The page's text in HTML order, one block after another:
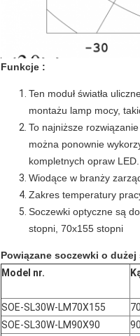
Funkcje :
Ten moduł światła
montażu lamp mocy,
To najniższe
można ponownie
kompletnych opraw LED.
Wiodące w branży
Zakres temperatury
Soczewki optyczne są
stopni, 70x155 stopni
Powiązane soczewki o dużej
Model nr.
SOE-SL30W-LM70X155
SOE-SL30W-LM90X90